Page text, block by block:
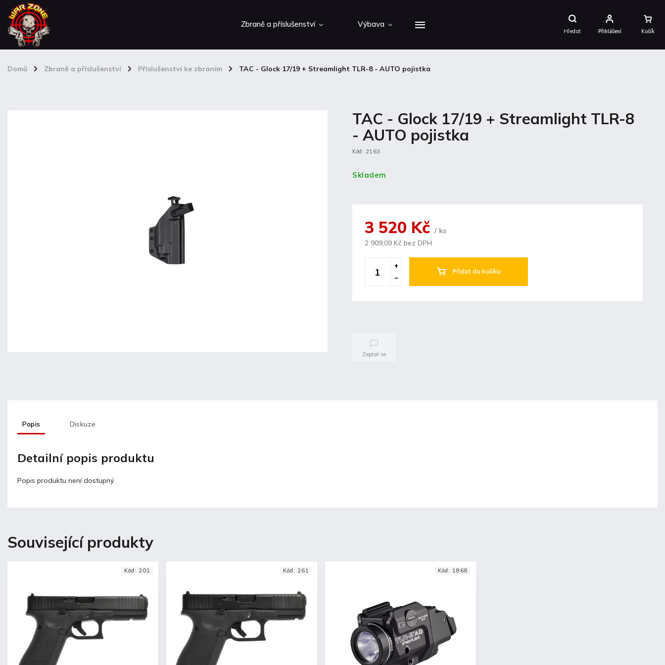
Hledat
Nákupní
Košík
Přihlášení
Zbraně a příslušenství Výbava
Domů / Zbraně a příslušenství / Příslušenství ke zbraním / TAC - Glock 17/19 + Streamlight TLR-8 - AUTO pojistka
TAC - Glock 17/19 + Streamlight TLR-8
- AUTO pojistka
Kód: 2163
Skladem
3 520 Kč/ ks
2 909,09 Kč bez DPH
Přidat do košíku
Zeptat se
Popis Diskuze
Detailní popis produktu
Popis produktu není dostupný
Související produkty
Kód: 201 Kód: 261 Kód: 1868